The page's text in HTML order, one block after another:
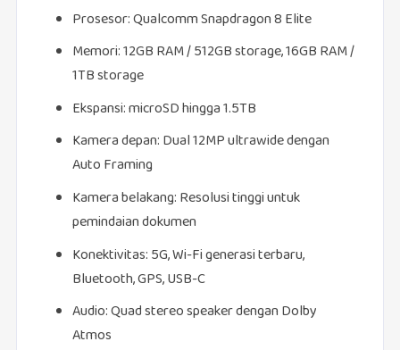
Prosesor: Qualcomm Snapdragon 8 Elite
Memori: 12GB RAM / 512GB storage, 16GB RAM /
1TB storage
Ekspansi: microSD hingga 1.5TB
Kamera depan: Dual 12MP ultrawide dengan
Auto Framing
Kamera belakang: Resolusi tinggi untuk
pemindaian dokumen
Konektivitas: 5G, Wi-Fi generasi terbaru,
Bluetooth, GPS, USB-C
Audio: Quad stereo speaker dengan Dolby
Atmos